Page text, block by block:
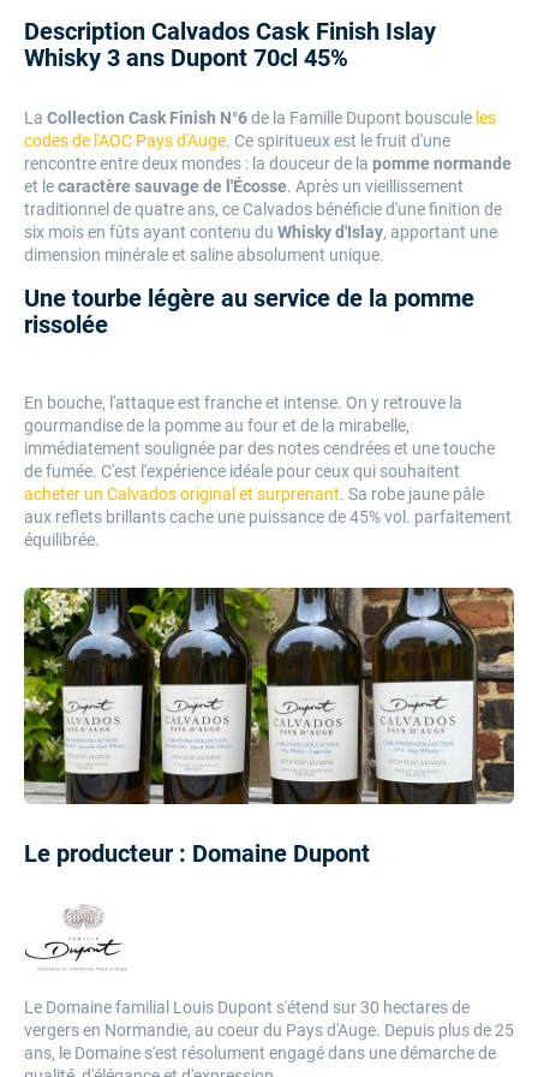
Description Calvados Cask Finish Islay
Whisky 3 ans Dupont 70cl 45%
La Collection Cask Finish N°6de la Famille Dupont bouscule les
codes de l'AOC Pays d'Auge. Ce spiritueux est le fruit d'une
rencontre entre deux mondes : la douceur de la pomme normande
et lecaractère sauvage de l'Écosse. Après un vieillissement
traditionnel de quatre ans, ce Calvados bénéficie d'une finition de
six mois en fûts ayant contenu du Whisky d'Islay, apportant une
dimension minérale et saline absolument unique.
Une tourbe légère au service de la pomme
rissolée
En bouche, l'attaque est franche et intense. On y retrouve la
gourmandise de la pomme au four et de la mirabelle,
immédiatement soulignée par des notes cendrées et une touche
de fumée. C'est l'expérience idéale pour ceux qui souhaitent
acheter un Calvados original et surprenant. Sa robe jaune pâle
aux reflets brillants cache une puissance de 45% vol. parfaitement
équilibrée.
Le producteur : Domaine Dupont
Le Domaine familial Louis Dupont s'étend sur 30 hectares de
vergers en Normandie, au coeur du Pays d'Auge. Depuis plus de 25
ans, le Domaine s'est résolument engagé dans une démarche de